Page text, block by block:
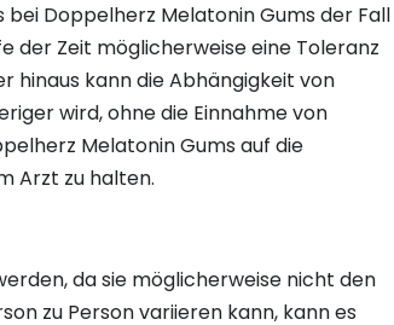
Doppelherz Melatonin Gums der Fall
der Zeit möglicherweise eine Toleranz
hinaus kann die Abhängigkeit von
wird, ohne die Einnahme von
Melatonin Gums auf die
Arzt zu halten.
da sie möglicherweise nicht den
zu Person variieren kann, kann es